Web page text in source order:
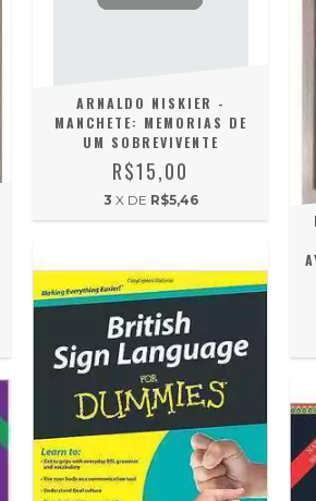
ARNALDO NISKIER -
MANCHETE: MEMORIAS DE
UM SOBREVIVENTE
R$15,00
3 X DE R$5,46